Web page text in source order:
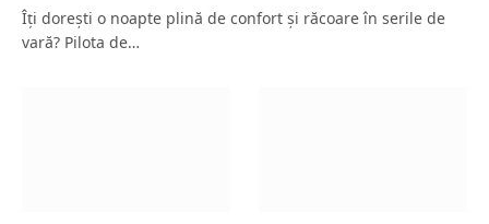
Îți dorești o noapte plină de confort și răcoare în serile de
vară? Pilota de…